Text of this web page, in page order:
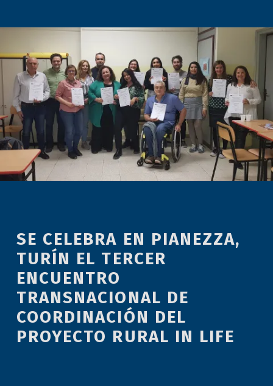
SE CELEBRA EN PIANEZZA,
TURÍN EL TERCER
ENCUENTRO
TRANSNACIONAL DE
COORDINACIÓN DEL
PROYECTO RURAL IN LIFE